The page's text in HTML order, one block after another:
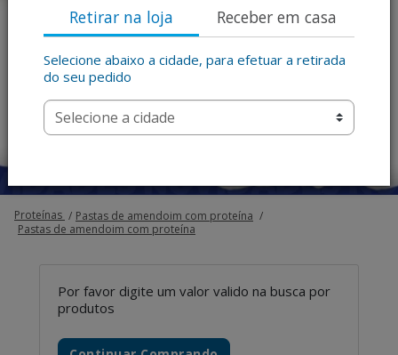
Retirar na loja Receber em casa
Selecione abaixo a cidade, para efetuar a retirada
do seu pedido
Proteínas
Pastas de amendoim com proteína
Pastas de amendoim com proteína
Por favor digite um valor valido na busca por
produtos